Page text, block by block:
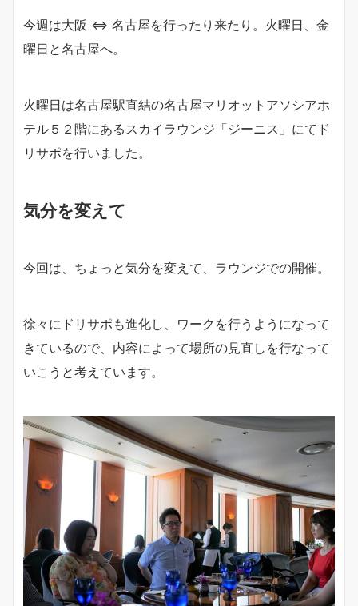
今週は大阪 ⇔ 名古屋を行ったり来たり。火曜日、金
曜日と名古屋へ。
火曜日は名古屋駅直結の名古屋マリオットアソシアホ
テル５２階にあるスカイラウンジ「ジーニス」にてド
リサポを行いました。
気分を変えて
今回は、ちょっと気分を変えて、ラウンジでの開催。
徐々にドリサポも進化し、ワークを行うようになって
きているので、内容によって場所の見直しを行なって
いこうと考えています。